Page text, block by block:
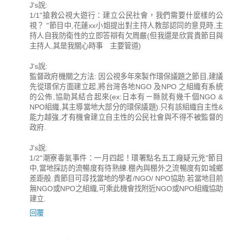
J's說:
1/1"搶救公視大遊行：建立公民社會，我們需要什麼樣的公
視？ "節目中,花蓮xx小姐提出對主持人教部認同的意見時,主
持人自我防衛性的立即答辯有欠周嚴(但我還是欣賞貴節目與
主持人,其是我關心時事 主要管道)
J's說:
監督政府機關之方法: 因公視多年來製作環保議題之節目,建議
先從環保方面建立起,將台灣各地NGO 及NPO 之組織有系統
的公佈,協助其結合起來(ex:日本有ㄧ縣就有幾千個NGO &
NPO組織,其主導當地大部分的環保議題).只有該組織自主性&
能力越強,才有機會建立自主性的公民社會與不得不被監督的
政府.
J's說:
1/2"潮寮毒氣事件：一月四起！環署點名五工廠疑元兇"節目
中,當地採訪的流暢度有待熟練.棚內與棚外之流暢度有如城鄉
差距般.貴節目可尋找當地的學者/NGO/ NPO協助.若當地目前
無NGO或NPO之組織,可乘此機會找附近NGO或NPO組織協助
建立.
回覆